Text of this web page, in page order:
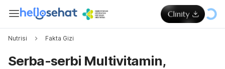
Nutrisi Fakta Gizi
Serba-serbi Multivitamin,